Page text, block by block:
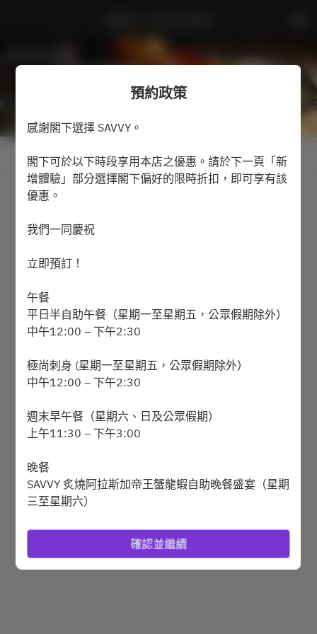
查看預約政策
8月9日 (週日)
預訂
Powered by
預約政策
感謝閣下選擇 SAVVY。
閣下可於以下時段享用本店之優惠。請於下一頁「新
增體驗」部分選擇閣下偏好的限時折扣，即可享有該
優惠。
我們一同慶祝
立即預訂！
午餐
平日半自助午餐（星期一至星期五，公眾假期除外）
中午12:00 – 下午2:30
極尚刺身 (星期一至星期五，公眾假期除外）
中午12:00 – 下午2:30
週末早午餐（星期六、日及公眾假期）
上午11:30 – 下午3:00
晚餐
SAVVY 炙燒阿拉斯加帝王蟹龍蝦自助晚餐盛宴（星期
三至星期六）
早餐自助餐（星期一至星期日）
上午6:30 – 上午10:30
確認並繼續